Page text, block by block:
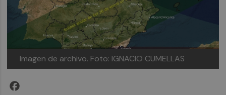
Imagen de archivo. Foto: IGNACIO CUMELLAS